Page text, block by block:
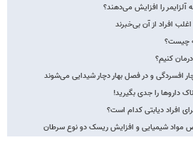
آلزایمر را افزایش می‌دهند؟
افراد از آن بی‌خبرند
چیست؟
کنیم؟
افسردگی و در فصل بهار دچار شیدایی می‌شوند
داروها را جدی بگیرید!
افراد دیابتی کدام است؟
مواد شیمیایی و افزایش ریسک دو نوع سرطان